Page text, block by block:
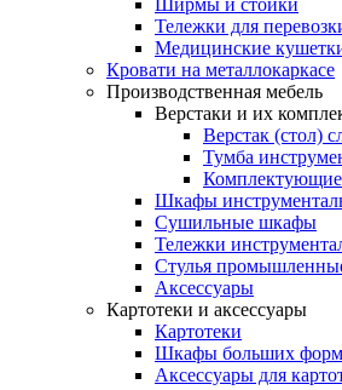
Ширмы и стойки
Тележки для
Медицинские
Кровати на металлокаркасе
Производственная мебель
Верстаки и их
Верстак (стол)
Тумба
Комплектующие
Шкафы
Сушильные шкафы
Тележки
Стулья
Аксессуары
Картотеки и аксессуары
Картотеки
Шкафы больших
Аксессуары для